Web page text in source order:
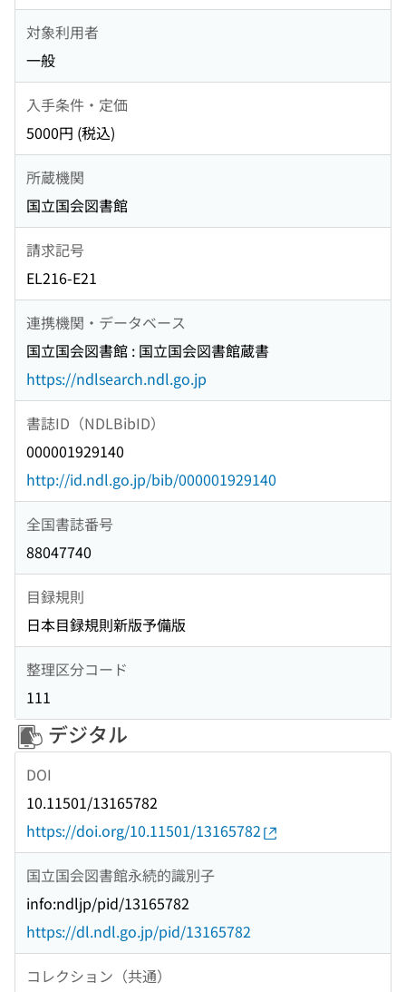
対象利用者
一般
入手条件・定価
5000円 (税込)
所蔵機関
国立国会図書館
請求記号
EL216-E21
連携機関・データベース
国立国会図書館 : 国立国会図書館蔵書
https://ndlsearch.ndl.go.jp
書誌ID（NDLBibID）
000001929140
http://id.ndl.go.jp/bib/000001929140
全国書誌番号
88047740
目録規則
日本目録規則新版予備版
整理区分コード
111
デジタル
DOI
10.11501/13165782
https://doi.org/10.11501/13165782
国立国会図書館永続的識別子
info:ndljp/pid/13165782
https://dl.ndl.go.jp/pid/13165782
コレクション（共通）